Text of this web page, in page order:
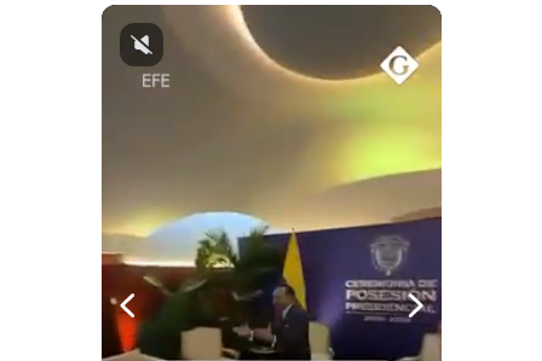
gestion.pe